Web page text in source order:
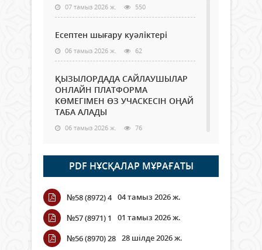
07 тамыз 2026 ж. 550
Есептен шығару куәліктері
06 тамыз 2026 ж. 62
ҚЫЗЫЛОРДАДА САЙЛАУШЫЛАР
ОНЛАЙН ПЛАТФОРМА
КӨМЕГІМЕН ӨЗ УЧАСКЕСІН ОҢАЙ
ТАБА АЛАДЫ
06 тамыз 2026 ж. 76
Open Air: Қызылорда облысы
полиция департаменті 20
мыңнан астам көрерменнің
қауіпсіздігін қамтамасыз етті
06 тамыз 2026 ж.
Wi-Fi ҚАБЫРҒА АРҚЫЛЫ ҚАЛАЙ
ӨТЕДІ?
PDF НҰСҚАЛАР МҰРАҒАТЫ
№58 (8972) 4 04 тамыз 2026 ж.
№57 (8971) 1
01 тамыз 2026 ж.
№56 (8970) 28 28 шілде 2026 ж.